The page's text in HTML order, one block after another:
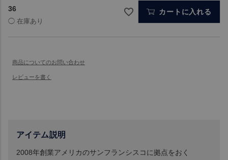
36 カートに入れる
アイテム説明
2008年創業アメリカのサンフランシスコに拠点をおく